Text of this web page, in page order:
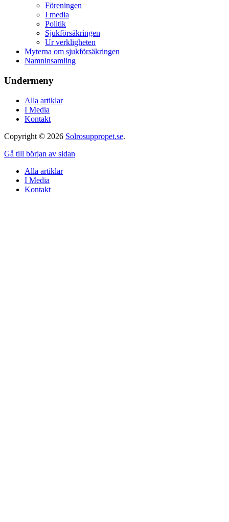
Föreningen
I media
Politik
Sjukförsäkringen
Ur verkligheten
Myterna om sjukförsäkringen
Namninsamling
Undermeny
Alla artiklar
I Media
Kontakt
Copyright © 2026 Solrosuppropet.se.
Gå till början av sidan
Alla artiklar
I Media
Kontakt